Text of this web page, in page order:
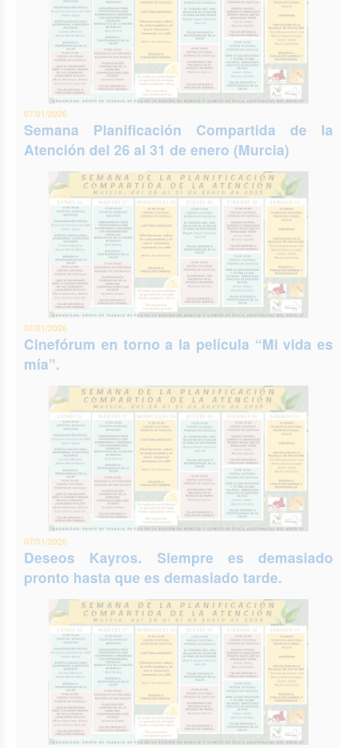
07/01/2026
Semana Planificación Compartida de la
Atención del 26 al 31 de enero (Murcia)
07/01/2026
Cinefórum en torno a la película “Mi vida es
mía”.
07/01/2026
Deseos Kayros. Siempre es demasiado
pronto hasta que es demasiado tarde.